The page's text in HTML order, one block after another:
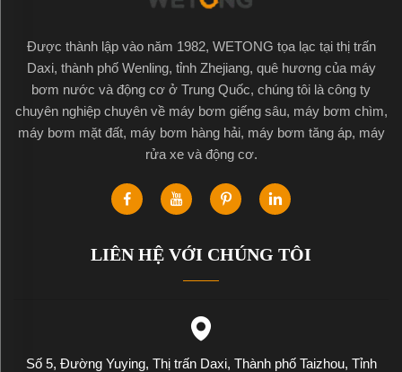
Được thành lập vào năm 1982, WETONG tọa lạc tại thị trấn
Daxi, thành phố Wenling, tỉnh Zhejiang, quê hương của máy
bơm nước và động cơ ở Trung Quốc, chúng tôi là công ty
chuyên nghiệp chuyên về máy bơm giếng sâu, máy bơm chìm,
máy bơm mặt đất, máy bơm hàng hải, máy bơm tăng áp, máy
rửa xe và động cơ.
LIÊN HỆ VỚI CHÚNG TÔI
Số 5, Đường Yuying, Thị trấn Daxi, Thành phố Taizhou, Tỉnh